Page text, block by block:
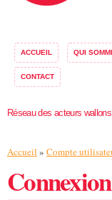
ACCUEIL QUI
CONTACT
Réseau des acteurs
Vous êtes ici
Accueil » Compte
Connexion